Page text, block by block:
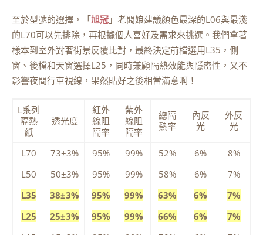
至於型號的選擇，「旭冠 」老闆娘建議顏色最深的L06與最淺
的L70可以先排除，再根據個人喜好及需求來挑選。我們拿著
樣本到室外對著街景反覆比對，最終決定前檔選用L35，側
窗、後檔和天窗選擇L25，同時兼顧隔熱效能與隱密性，又不
影響夜間行車視線，果然貼好之後相當滿意啊！
L系列
隔熱
紙
透光度
紅外
線阻
隔率
紫外
線阻
隔率
總隔
熱率
內反
光
外反
光
L70 73±3% 95% 99% 52% 6%
8%
L50
50±3% 95% 99% 58% 6%
7%
L35
38±3% 95% 99% 63% 6%
7%
L25
25±3% 95% 99% 66% 6%
7%